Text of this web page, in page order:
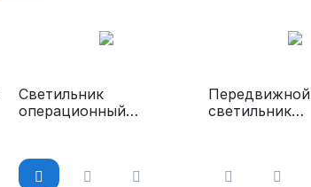
Светильник
операционный
Передвижной
светильник